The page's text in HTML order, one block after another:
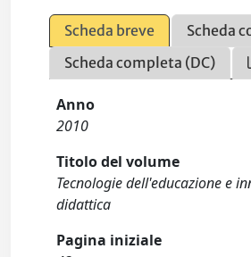
Scheda breve
Scheda
Scheda completa (DC)
Anno
2010
Titolo del volume
Tecnologie dell'educazione e
didattica
Pagina iniziale